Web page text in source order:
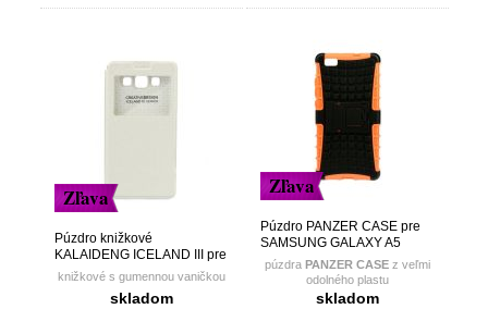
Zľava
Púzdro knižkové
KALAIDENG ICELAND III pre
SAMSUNG GALAXY A5
(A500) - biele
knižkové s gumennou vaničkou
skladom
Zľava
Púzdro PANZER CASE pre
SAMSUNG GALAXY A5
(A500) - oranžovo čierne
púzdra PANZER CASEz veľmi
odolného plastu
skladom